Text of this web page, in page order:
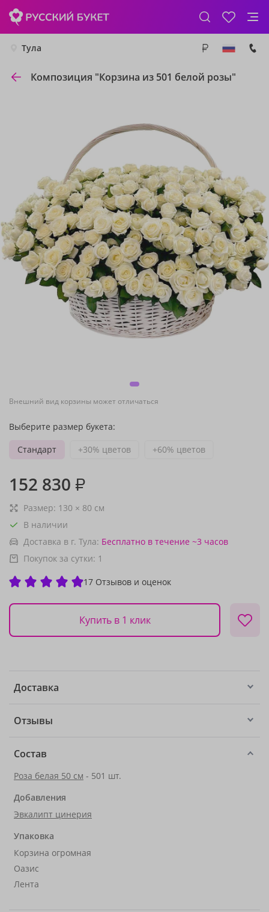
Тула
Композиция "Корзина из 501 белой розы"
Внешний вид корзины может отличаться
Выберите размер букета:
Стандарт
+30% цветов +60% цветов
152 830 ₽
Размер: 130 × 80 см
В наличии
Доставка в г. Тула: Бесплатно в течение ~3 часов
Покупок за сутки: 1
17 Отзывов и оценок
Купить в 1 клик
Доставка
Отзывы
Состав
Роза белая 50 см - 501 шт.
Добавления
Эвкалипт цинерия
Упаковка
Корзина огромная
Оазис
Лента